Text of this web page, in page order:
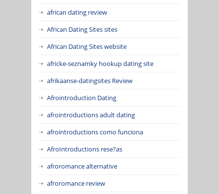
african dating review
African Dating Sites sites
African Dating Sites website
africke-seznamky hookup dating site
afrikaanse-datingsites Review
Afrointroduction Dating
afrointroductions adult dating
afrointroductions como funciona
AfroIntroductions rese?as
afroromance alternative
afroromance review